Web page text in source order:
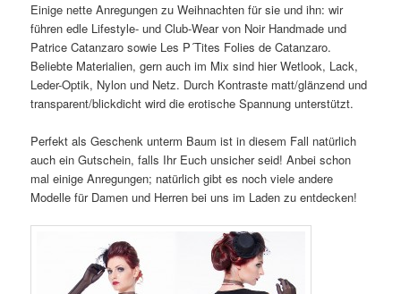
Einige nette Anregungen zu Weihnachten für sie und ihn: wir
führen edle Lifestyle- und Club-Wear von Noir Handmade und
Patrice Catanzaro sowie Les P´Tites Folies de Catanzaro.
Beliebte Materialien, gern auch im Mix sind hier Wetlook, Lack,
Leder-Optik, Nylon und Netz. Durch Kontraste matt/glänzend und
transparent/blickdicht wird die erotische Spannung unterstützt.
Perfekt als Geschenk unterm Baum ist in diesem Fall natürlich
auch ein Gutschein, falls Ihr Euch unsicher seid! Anbei schon
mal einige Anregungen; natürlich gibt es noch viele andere
Modelle für Damen und Herren bei uns im Laden zu entdecken!